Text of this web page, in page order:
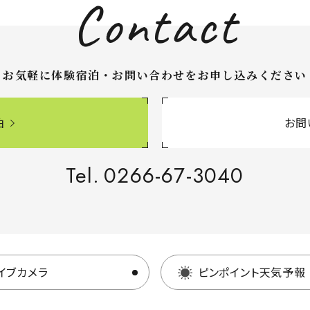
Contact
お気軽に体験宿泊・お問い合わせをお申し込みください
お
Tel. 0266-67-3040
ブカメラ ピンポイント天気予報